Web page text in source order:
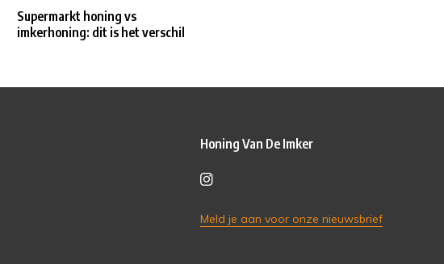
Supermarkt honing vs
imkerhoning: dit is het verschil
Honing Van De Imker
Meld je aan voor onze nieuwsbrief